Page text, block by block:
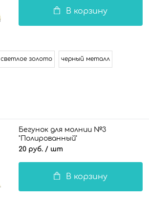
В корзину
светлое золото черный металл
Бегунок для молнии №3
"Полированный"
20 руб. / шт
В корзину